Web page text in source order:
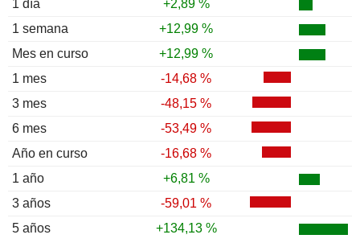
1 día
+2,89 %
1 semana
+12,99 %
Mes en curso
+12,99 %
1 mes
-14,68 %
3 mes
-48,15 %
6 mes
-53,49 %
Año en curso
-16,68 %
1 año
+6,81 %
3 años
-59,01 %
5 años
+134,13 %